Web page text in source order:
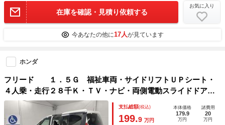
在庫を確認・見積り依頼する
お気に入り
今あなたの他に17人が見ています
ホンダ
フリード １．５Ｇ 福祉車両・サイドリフトＵＰシート・
４人乗・走行２８千Ｋ・ＴＶ・ナビ・両側電動スライドドア・
リモコン有・スマートキー・プッシュスタート・アイドリング
ストップ・純正ＬＥＤヘッドライト・禁煙車
支払総額(税込)
199.9 万円
本体価格
179.9
万円
諸費用
20
万円